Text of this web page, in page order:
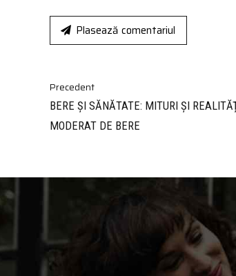
Plasează comentariul
Precedent
BERE ȘI SĂNĂTATE: MITURI ȘI
MODERAT DE BERE